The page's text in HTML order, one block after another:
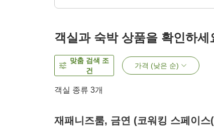
객실과 숙박 상품을 확인하세
맞춤 검색 조
건
가격 (낮은 순)
객실 종류 3개
재패니즈룸, 금연 (코워킹 스페이스